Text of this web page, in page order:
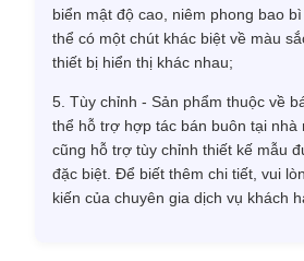
biển mật độ cao, niêm phong bao
thể có một chút khác biệt về màu
thiết bị hiển thị khác nhau;
5. Tùy chỉnh - Sản phẩm thuộc về
thể hỗ trợ hợp tác bán buôn tại nhà
cũng hỗ trợ tùy chỉnh thiết kế mẫu
đặc biệt. Để biết thêm chi tiết, vui
kiến ​​của chuyên gia dịch vụ khách